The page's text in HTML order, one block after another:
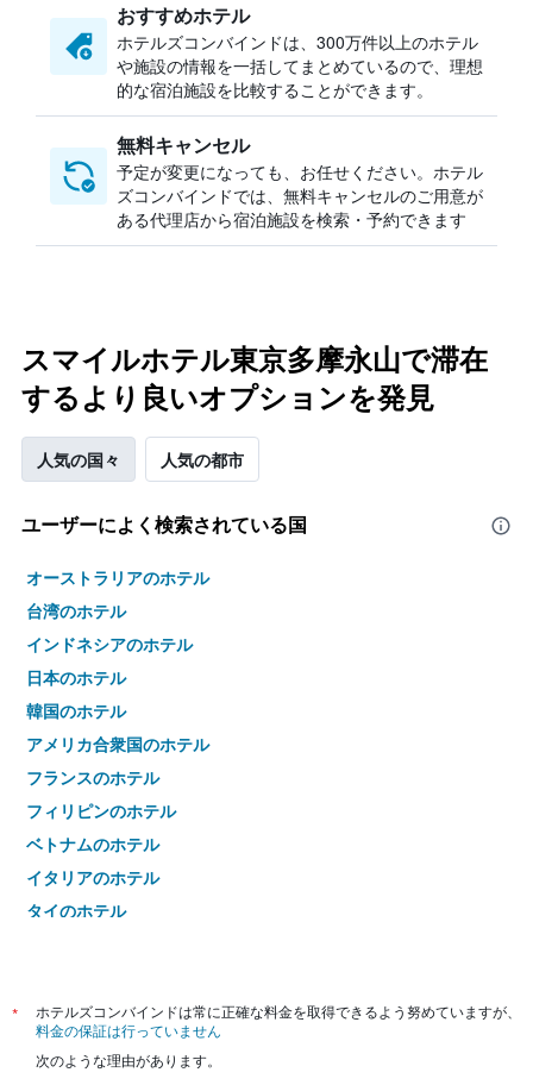
おすすめホテル
ホテルズコンバインドは、300万件以上のホテル
や施設の情報を一括してまとめているので、理想
的な宿泊施設を比較することができます。
無料キャンセル
予定が変更になっても、お任せください。ホテル
ズコンバインドでは、無料キャンセルのご用意が
ある代理店から宿泊施設を検索・予約できます
スマイルホテル東京多摩永山で滞在
するより良いオプションを発見
人気の国々 人気の都市
ユーザーによく検索されている国
オーストラリアのホテル
台湾のホテル
インドネシアのホテル
日本のホテル
韓国のホテル
アメリカ合衆国のホテル
フランスのホテル
フィリピンのホテル
ベトナムのホテル
イタリアのホテル
タイのホテル
*
ホテルズコンバインドは常に正確な料金を取得できるよう努めていますが、
料金の保証は行っていません
次のような理由があります。